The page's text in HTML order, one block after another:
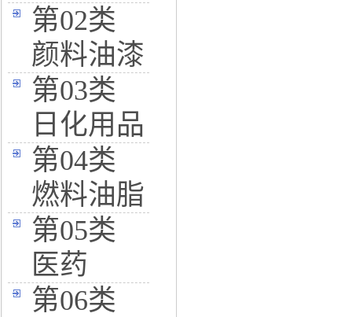
第02类
颜料油漆
第03类
日化用品
第04类
燃料油脂
第05类
医药
第06类